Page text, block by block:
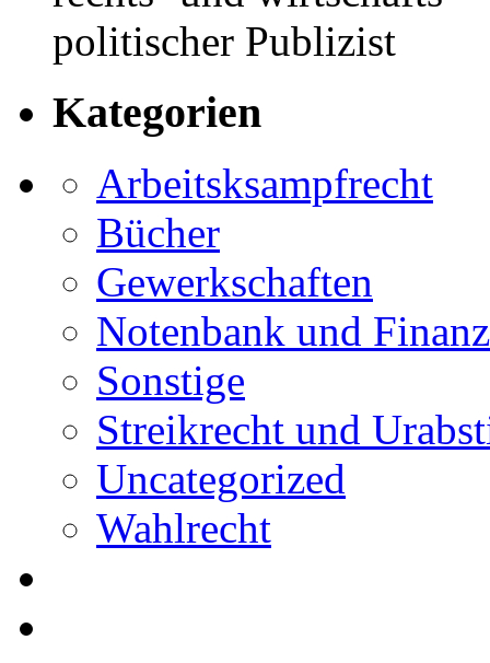
politischer Publizist
Kategorien
Arbeitsksampfrecht
Bücher
Gewerkschaften
Notenbank und
Sonstige
Streikrecht und
Uncategorized
Wahlrecht